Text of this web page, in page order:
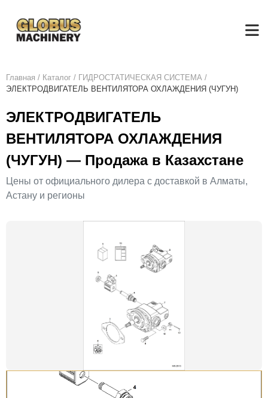
Главная / Каталог / ГИДРОСТАТИЧЕСКАЯ СИСТЕМА /
ЭЛЕКТРОДВИГАТЕЛЬ ВЕНТИЛЯТОРА ОХЛАЖДЕНИЯ (ЧУГУН)
ЭЛЕКТРОДВИГАТЕЛЬ
ВЕНТИЛЯТОРА ОХЛАЖДЕНИЯ
(ЧУГУН) — Продажа в Казахстане
Цены от официального дилера с доставкой в Алматы,
Астану и регионы